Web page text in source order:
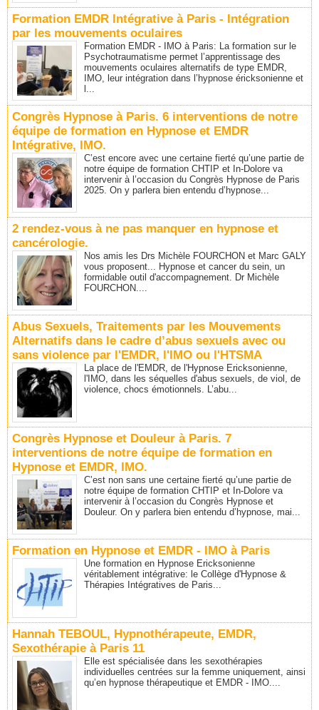
Formation EMDR Intégrative à Paris - Intégration
par les mouvements oculaires
Formation EMDR - IMO à Paris: La formation sur le
Psychotraumatisme permet l’apprentissage des
mouvements oculaires alternatifs de type EMDR,
IMO, leur intégration dans l’hypnose éricksonienne et
l...
Congrès Hypnose à Paris. 6 interventions de notre
équipe de formation en Hypnose et EMDR
Intégrative, IMO.
C’est encore avec une certaine fierté qu’une partie de
notre équipe de formation CHTIP et In-Dolore va
intervenir à l’occasion du Congrès Hypnose de Paris
2025. On y parlera bien entendu d’hypnose...
2 rendez-vous à ne pas manquer en hypnose et
cancérologie.
Nos amis les Drs Michèle FOURCHON et Marc GALY
vous proposent... Hypnose et cancer du sein, un
formidable outil d'accompagnement. Dr Michèle
FOURCHON....
Abus Sexuels, Traitements par les Mouvements
Alternatifs dans le cadre d’abus sexuels avec ou
sans violence par l'EMDR, l'IMO ou l'HTSMA
La place de l'EMDR, de l'Hypnose Ericksonienne,
l'IMO, dans les séquelles d'abus sexuels, de viol, de
violence, chocs émotionnels. L’abu...
Congrès Hypnose et Douleur à Paris. 7
interventions de notre équipe de formation en
Hypnose et EMDR, IMO.
C’est non sans une certaine fierté qu’une partie de
notre équipe de formation CHTIP et In-Dolore va
intervenir à l’occasion du Congrès Hypnose et
Douleur. On y parlera bien entendu d’hypnose, mai...
Formation en Hypnose et EMDR - IMO à Paris
Une formation en Hypnose Ericksonienne
véritablement intégrative: le Collège d'Hypnose &
Thérapies Intégratives de Paris...
Hannah TEBOUL, Hypnothérapeute, EMDR,
Sexothérapie à Paris 11
Elle est spécialisée dans les sexothérapies
individuelles centrées sur la femme uniquement, ainsi
qu’en hypnose thérapeutique et EMDR - IMO....